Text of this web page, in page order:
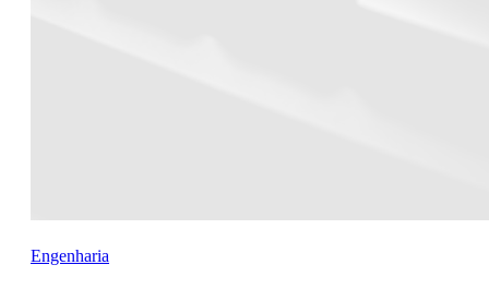
Engenharia